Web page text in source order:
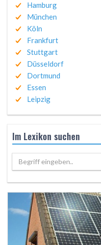
Hamburg
München
Köln
Frankfurt
Stuttgart
Düsseldorf
Dortmund
Essen
Leipzig
Im Lexikon suchen
Begriff eingeben..